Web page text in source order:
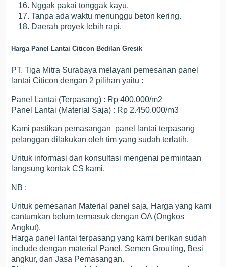
Nggak pakai tonggak kayu.
Tanpa ada waktu menunggu beton kering.
Daerah proyek lebih rapi.
Harga Panel Lantai Citicon Bedilan Gresik
PT. Tiga Mitra Surabaya melayani pemesanan panel
lantai Citicon dengan 2 pilihan yaitu :
Panel Lantai (Terpasang) : Rp 400.000/m2
Panel Lantai (Material Saja) : Rp 2.450.000/m3
Kami pastikan pemasangan panel lantai terpasang
pelanggan dilakukan oleh tim yang sudah terlatih.
Untuk informasi dan konsultasi mengenai permintaan
langsung kontak CS kami.
NB :
Untuk pemesanan Material panel saja, Harga yang kami
cantumkan belum termasuk dengan OA (Ongkos
Angkut).
Harga panel lantai terpasang yang kami berikan sudah
include dengan material Panel, Semen Grouting, Besi
angkur, dan Jasa Pemasangan.